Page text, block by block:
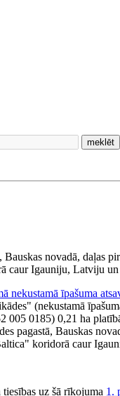
meklēt
novadā, daļas
caur Igauniju, Latviju
nekustamā īpašuma
(nekustamā
005 0185) 0,21 ha
pagastā, Bauskas
koridorā caur
uz šā rīkojuma 1.